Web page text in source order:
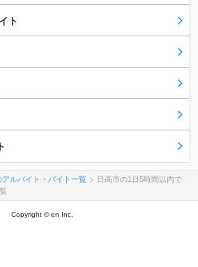
ト
アルバイト・バイト一覧
日高市の1日5時間以内で
Copyright © en Inc.